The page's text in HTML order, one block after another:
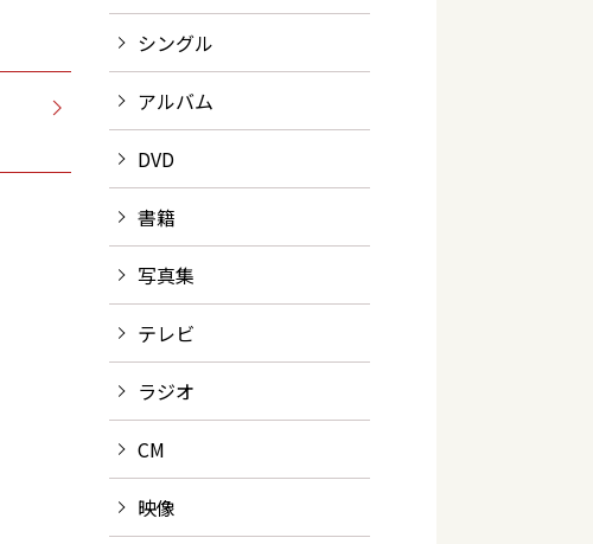
シングル
アルバム
DVD
書籍
写真集
テレビ
ラジオ
CM
映像